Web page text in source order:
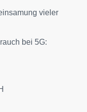
vieler
bei 5G: